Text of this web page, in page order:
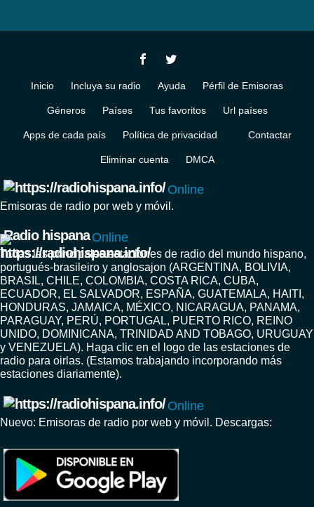
Inicio Incluya su radio Ayuda Pérfil de Emisoras
Géneros Países Tus favoritos Url países
Apps de cada país Política de privacidad Contactar
Eliminar cuenta DMCA
Online
Emisoras de radio por web y móvil.
Radio hispana Online
Todas las principales estaciones de radio del mundo hispano,
portugués-brasileiro y anglosajon (ARGENTINA, BOLIVIA,
BRASIL, CHILE, COLOMBIA, COSTA RICA, CUBA,
ECUADOR, EL SALVADOR, ESPAÑA, GUATEMALA, HAITI,
HONDURAS, JAMAICA, MÉXICO, NICARAGUA, PANAMA,
PARAGUAY, PERÚ, PORTUGAL, PUERTO RICO, REINO
UNIDO, DOMINICANA, TRINIDAD AND TOBAGO, URUGUAY
y VENEZUELA). Haga clic en el logo de las estaciones de
radio para oirlas. (Estamos trabajando incorporando más
estaciones diariamente).
Online
Nuevo: Emisoras de radio por web y móvil. Descargas: